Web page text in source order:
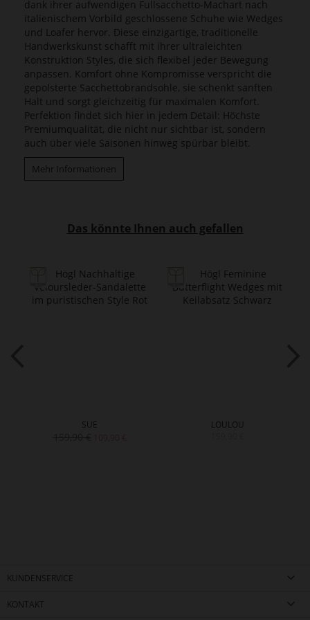
dank ihrer aufwendigen Fullsacchetto-Machart nach
italienischem Vorbild geschlossene Schuhe wie Wedges
und Loafer hervor. Diese einzigartige, traditionelle
Handwerkskunst schafft mit ihrer ultraleichten
Konstruktion Styles, die sich flexibel jeder Bewegung
anpassen. Komfort ohne Kompromisse verspricht die
gepolsterte Sacchettobrandsohle, sie schenkt sanften
Halt und sorgt gleichzeitig für maximalen Komfort.
Perfektion findet sich hier in jedem Detail: Höchste
Premiumqualität, die nicht nur sichtbar ist, sondern
auch über viele Saisonen hinweg spürbar bleibt.
Mehr Informationen
Das könnte Ihnen auch gefallen
SUE
LOULOU
KUNDENSERVICE
KONTAKT